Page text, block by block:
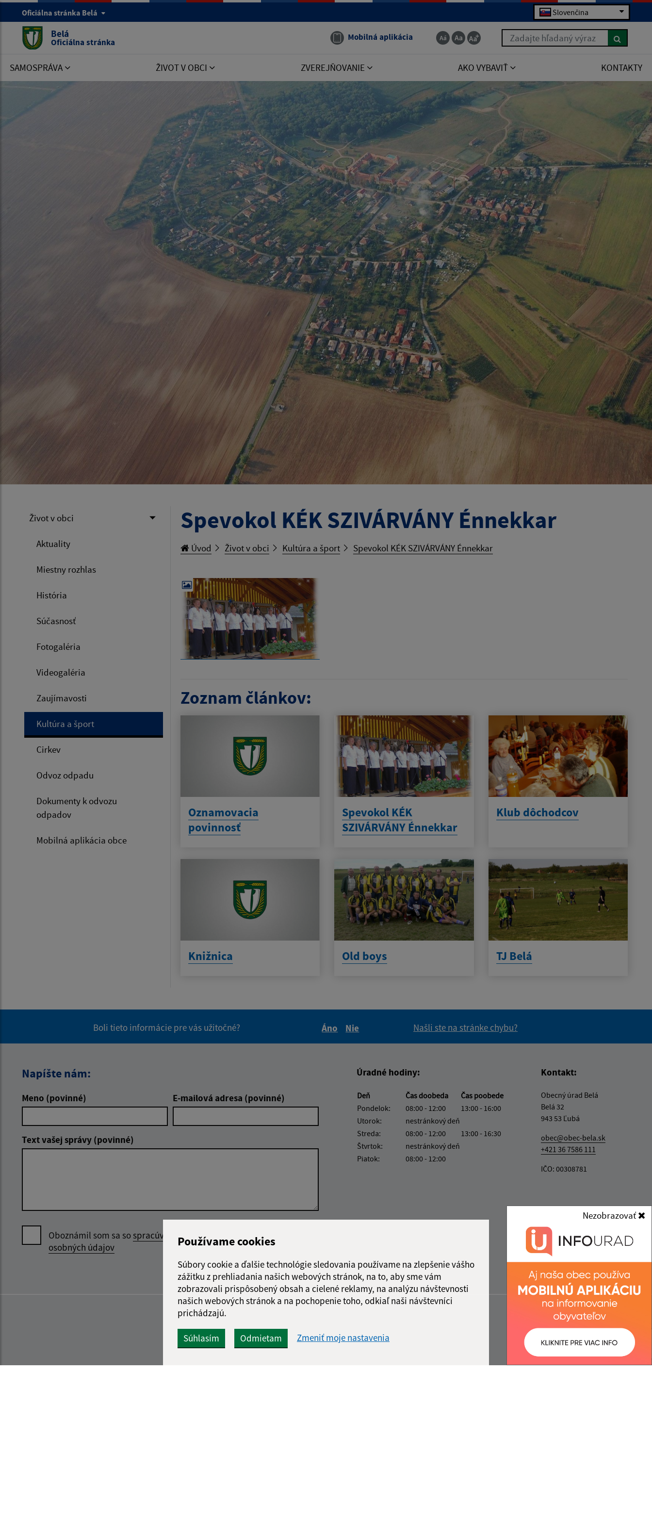
Používame cookies
Súbory cookie a ďalšie technológie sledovania používame na zlepšenie vášho
zážitku z prehliadania našich webových stránok, na to, aby sme vám
zobrazovali prispôsobený obsah a cielené reklamy, na analýzu návštevnosti
našich webových stránok a na pochopenie toho, odkiaľ naši návštevníci
prichádzajú.
Súhlasím Odmietam Zmeniť moje nastavenia
Nezobrazovať
Oficiálna stránka Belá Slovenčina
Belá
Oficiálna stránka Mobilná aplikácia Zadajte hľadaný výraz
SAMOSPRÁVA ŽIVOT V OBCI ZVEREJŇOVANIE AKO VYBAVIŤ KONTAKTY
Život v obci
Aktuality
Miestny rozhlas
História
Súčasnosť
Fotogaléria
Videogaléria
Zaujímavosti
Kultúra a šport
Cirkev
Odvoz odpadu
Dokumenty k odvozu
odpadov
Mobilná aplikácia obce
Spevokol KÉK SZIVÁRVÁNY Énnekkar
Úvod Život v obci Kultúra a šport Spevokol KÉK SZIVÁRVÁNY Énnekkar
Zoznam článkov:
Oznamovacia
povinnosť
Spevokol KÉK
SZIVÁRVÁNY Énnekkar
Klub dôchodcov
Knižnica Old boys TJ Belá
Boli tieto informácie pre vás užitočné?
Áno
Nie
Našli ste na stránke chybu?
Napíšte nám:
Meno (povinné) E-mailová adresa (povinné)
Text vašej správy (povinné)
Oboznámil som sa sospracúvaním
osobných údajov
Odoslať správu
Úradné hodiny:
Deň Čas doobeda
Čas poobede
Pondelok:
08:00 - 12:00
13:00 - 16:00
Utorok:
nestránkový deň
Streda:
08:00 - 12:00
13:00 - 16:30
Štvrtok:
nestránkový deň
Piatok:
08:00 - 12:00
Kontakt:
Obecný úrad Belá
Belá 32
943 53 Ľubá
obec@obec-bela.sk
+421 36 7586 111
IČO: 00308781